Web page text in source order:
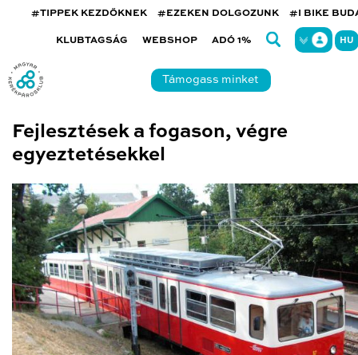
#TIPPEK KEZDŐKNEK #EZEKEN DOLGOZUNK #I BIKE
KLUBTAGSÁG WEBSHOP ADÓ 1% HU
Támogass minket
Fejlesztések a fogason, végre
egyeztetésekkel